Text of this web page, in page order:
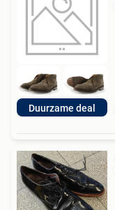
Duurzame deal